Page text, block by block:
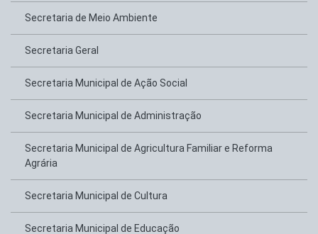
Secretaria de Meio Ambiente
Secretaria Geral
Secretaria Municipal de Ação Social
Secretaria Municipal de Administração
Secretaria Municipal de Agricultura Familiar e Reforma
Agrária
Secretaria Municipal de Cultura
Secretaria Municipal de Educação